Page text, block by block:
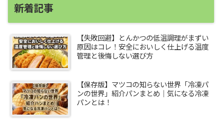
新着記事
【失敗回避】とんかつの低温調理がまずい
原因はコレ！安全においしく仕上げる温度
管理と後悔しない選び方
【保存版】マツコの知らない世界「冷凍パ
ンの世界」紹介パンまとめ｜気になる冷凍
パンとは！